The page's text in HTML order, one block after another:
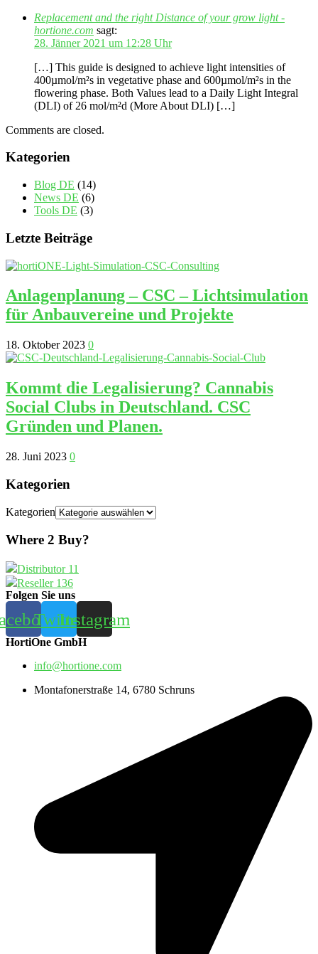
Replacement and the right Distance of your grow light -
hortione.com sagt:
28. Jänner 2021 um 12:28 Uhr
[…] This guide is designed to achieve light intensities of
400µmol/m²s in vegetative phase and 600µmol/m²s in the
flowering phase. Both Values lead to a Daily Light Integral
(DLI) of 26 mol/m²d (More About DLI) […]
Comments are closed.
Kategorien
Blog DE (14)
News DE (6)
Tools DE (3)
Letzte Beiträge
Anlagenplanung – CSC – Lichtsimulation
für Anbauvereine und Projekte
18. Oktober 2023 0
Kommt die Legalisierung? Cannabis
Social Clubs in Deutschland. CSC
Gründen und Planen.
28. Juni 2023 0
Kategorien
Kategorien
Where 2 Buy?
Distributor 11
Reseller 136
Folgen Sie uns
TwitterInstagram
HortiOne GmbH
info@hortione.com
Montafonerstraße 14, 6780 Schruns